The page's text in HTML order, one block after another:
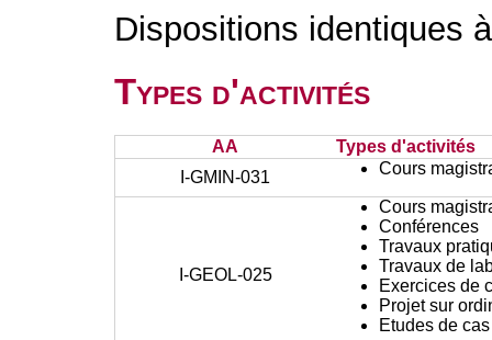
Dispositions identiques
Types d'activités
AA
Types d'activités
I-GMIN-031
Cours
I-GEOL-025
Cours
Conférences
Travaux
Travaux de
Exercices de
Projet sur
Etudes de cas